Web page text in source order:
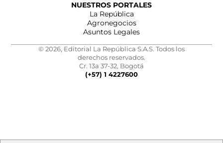
NUESTROS PORTALES
La República
Agronegocios
Asuntos Legales
© 2026, Editorial La República S.A.S. Todos los
derechos reservados.
Cr. 13a 37-32, Bogotá
(+57) 1 4227600